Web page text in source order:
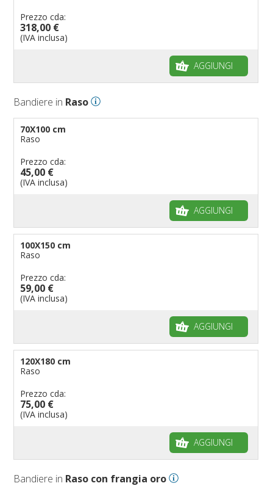
Prezzo cda:
318,00 €
(IVA inclusa)
AGGIUNGI
Bandiere in Raso
70X100 cm
Raso
Prezzo cda:
45,00 €
(IVA inclusa)
AGGIUNGI
100X150 cm
Raso
Prezzo cda:
59,00 €
(IVA inclusa)
AGGIUNGI
120X180 cm
Raso
Prezzo cda:
75,00 €
(IVA inclusa)
AGGIUNGI
Bandiere in Raso con frangia oro